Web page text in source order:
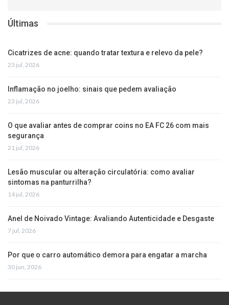
Últimas
Cicatrizes de acne: quando tratar textura e relevo da pele?
23 jul, 2026
Inflamação no joelho: sinais que pedem avaliação
23 jul, 2026
O que avaliar antes de comprar coins no EA FC 26 com mais
segurança
21 jul, 2026
Lesão muscular ou alteração circulatória: como avaliar
sintomas na panturrilha?
14 jul, 2026
Anel de Noivado Vintage: Avaliando Autenticidade e Desgaste
7 jul, 2026
Por que o carro automático demora para engatar a marcha
30 jun, 2026